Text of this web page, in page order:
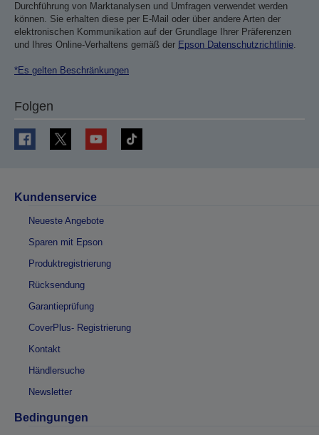
Durchführung von Marktanalysen und Umfragen verwendet werden
können. Sie erhalten diese per E-Mail oder über andere Arten der
elektronischen Kommunikation auf der Grundlage Ihrer Präferenzen
und Ihres Online-Verhaltens gemäß der Epson Datenschutzrichtlinie.
*Es gelten Beschränkungen
Folgen
Kundenservice
Neueste Angebote
Sparen mit Epson
Produktregistrierung
Rücksendung
Garantieprüfung
CoverPlus- Registrierung
Kontakt
Händlersuche
Newsletter
Bedingungen